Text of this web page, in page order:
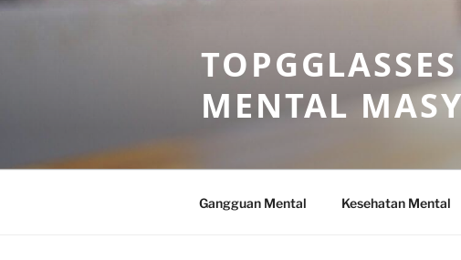
Skip
MENTAL
Gangguan Mental Kesehatan Mental